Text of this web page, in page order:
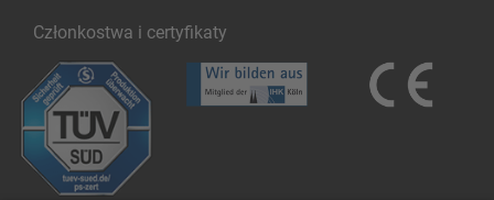
Członkostwa i certyfikaty